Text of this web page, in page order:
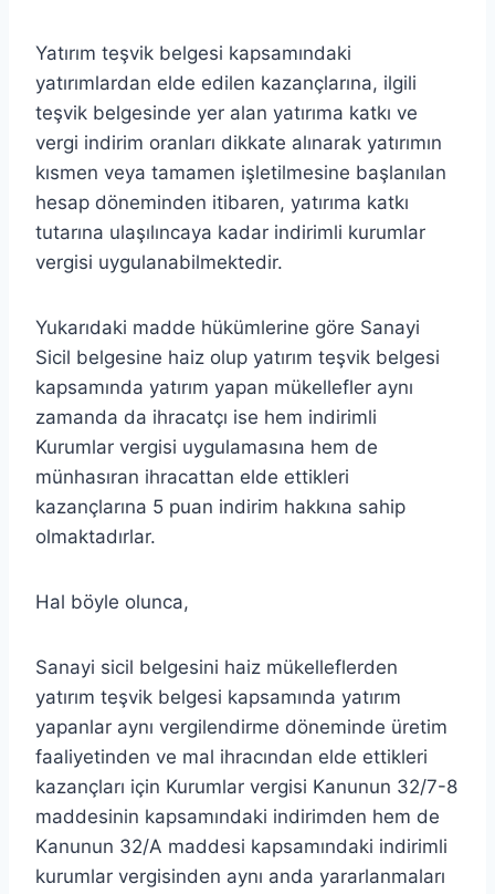
Yatırım teşvik belgesi kapsamındaki
yatırımlardan elde edilen kazançlarına, ilgili
teşvik belgesinde yer alan yatırıma katkı ve
vergi indirim oranları dikkate alınarak yatırımın
kısmen veya tamamen işletilmesine başlanılan
hesap döneminden itibaren, yatırıma katkı
tutarına ulaşılıncaya kadar indirimli kurumlar
vergisi uygulanabilmektedir.
Yukarıdaki madde hükümlerine göre Sanayi
Sicil belgesine haiz olup yatırım teşvik belgesi
kapsamında yatırım yapan mükellefler aynı
zamanda da ihracatçı ise hem indirimli
Kurumlar vergisi uygulamasına hem de
münhasıran ihracattan elde ettikleri
kazançlarına 5 puan indirim hakkına sahip
olmaktadırlar.
Hal böyle olunca,
Sanayi sicil belgesini haiz mükelleflerden
yatırım teşvik belgesi kapsamında yatırım
yapanlar aynı vergilendirme döneminde üretim
faaliyetinden ve mal ihracından elde ettikleri
kazançları için Kurumlar vergisi Kanunun 32/7-8
maddesinin kapsamındaki indirimden hem de
Kanunun 32/A maddesi kapsamındaki indirimli
kurumlar vergisinden aynı anda yararlanmaları